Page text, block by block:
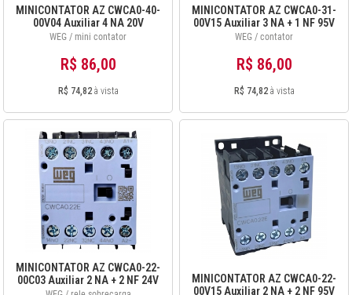
MINICONTATOR AZ CWCA0-40-
00V04 Auxiliar 4 NA 20V
50Hz/24V 60Hz 12486814
WEG / mini contator
R$ 86,00
R$ 74,82à vista
MINICONTATOR AZ CWCA0-31-
00V15 Auxiliar 3 NA + 1 NF 95V
50Hz/110V 60Hz 12486838
WEG / contator
R$ 86,00
R$ 74,82à vista
MINICONTATOR AZ CWCA0-22-
00C03 Auxiliar 2 NA + 2 NF 24V
MINICONTATOR AZ CWCA0-22-
00V15 Auxiliar 2 NA + 2 NF 95V